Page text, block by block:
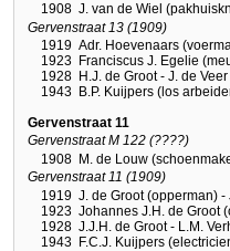
1908 J. van de Wiel
Gervenstraat 13 (1909)
1919 Adr. Hoevenaars
1923 Franciscus J. Egelie
1928 H.J. de Groot - J. de Veer
1943 B.P. Kuijpers (los
Gervenstraat 11
Gervenstraat M 122 (????)
1908 M. de Louw
Gervenstraat 11 (1909)
1919 J. de Groot (opperman)
1923 Johannes J.H. de Groot
1928 J.J.H. de Groot - L.M.
1943 F.C.J. Kuijpers